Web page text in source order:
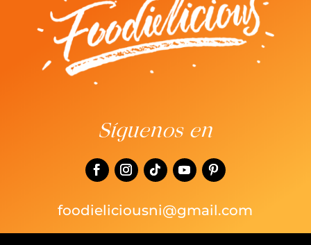
Síguenos en
foodieliciousni@gmail.com